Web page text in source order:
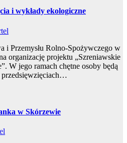
i wykłady ekologiczne
i Przemysłu Rolno-Spożywczego w
organizację projektu „Szreniawskie
W jego ramach chętne osoby będą
przedsięwzięciach…
w Skórzewie